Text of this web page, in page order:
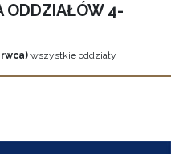
ODDZIAŁÓW 4-
wszystkie oddziały